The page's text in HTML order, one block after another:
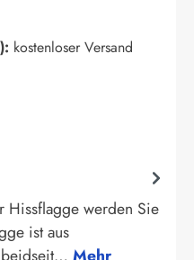
kostenloser Versand
Hissflagge werden Sie
ist aus